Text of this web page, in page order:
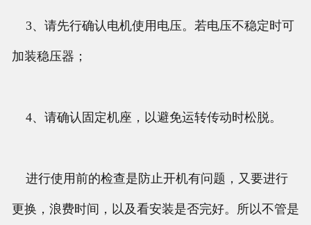
3、请先行确认电机使用电压。若电压不稳定时可
加装稳压器；
4、请确认固定机座，以避免运转传动时松脱。
进行使用前的检查是防止开机有问题，又要进行
更换，浪费时间，以及看安装是否完好。所以不管是